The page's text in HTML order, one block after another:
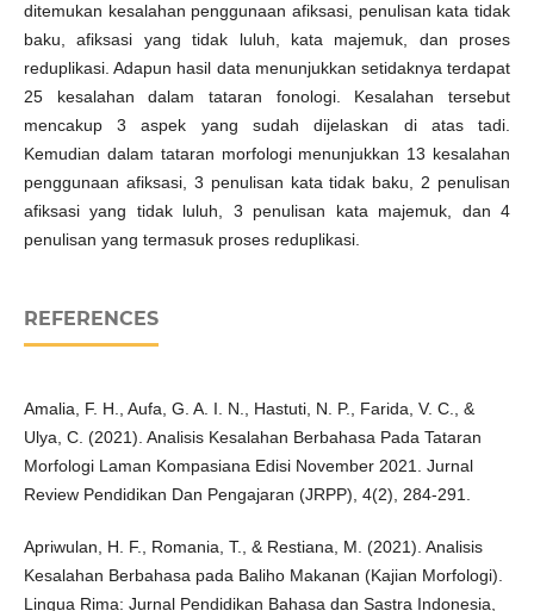
ditemukan kesalahan penggunaan afiksasi, penulisan kata tidak
baku, afiksasi yang tidak luluh, kata majemuk, dan proses
reduplikasi. Adapun hasil data menunjukkan setidaknya terdapat
25 kesalahan dalam tataran fonologi. Kesalahan tersebut
mencakup 3 aspek yang sudah dijelaskan di atas tadi.
Kemudian dalam tataran morfologi menunjukkan 13 kesalahan
penggunaan afiksasi, 3 penulisan kata tidak baku, 2 penulisan
afiksasi yang tidak luluh, 3 penulisan kata majemuk, dan 4
penulisan yang termasuk proses reduplikasi.
REFERENCES
Amalia, F. H., Aufa, G. A. I. N., Hastuti, N. P., Farida, V. C., &
Ulya, C. (2021). Analisis Kesalahan Berbahasa Pada Tataran
Morfologi Laman Kompasiana Edisi November 2021. Jurnal
Review Pendidikan Dan Pengajaran (JRPP), 4(2), 284-291.
Apriwulan, H. F., Romania, T., & Restiana, M. (2021). Analisis
Kesalahan Berbahasa pada Baliho Makanan (Kajian Morfologi).
Lingua Rima: Jurnal Pendidikan Bahasa dan Sastra Indonesia,